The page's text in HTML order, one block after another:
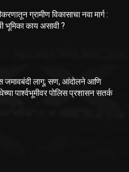
ग्रामीण विकासाचा नवा मार्ग :
भूमिका काय असावी ?
जमावबंदी लागू; सण, आंदोलने आणि
पार्श्वभूमीवर पोलिस प्रशासन सतर्क